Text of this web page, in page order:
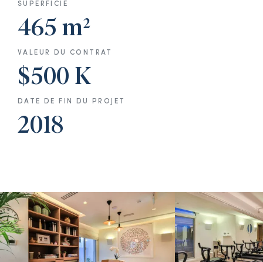
SUPERFICIE
465 m²
VALEUR DU CONTRAT
$500 K
DATE DE FIN DU PROJET
2018